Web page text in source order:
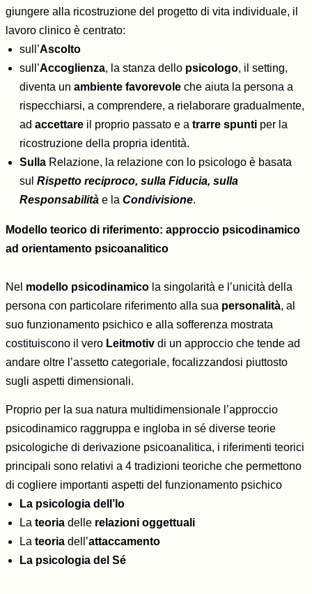
giungere alla ricostruzione del progetto di vita individuale, il
lavoro clinico è centrato:
sull’Ascolto
sull’Accoglienza, la stanza dello psicologo, il setting,
diventa un ambiente favorevoleche aiuta la persona a
rispecchiarsi, a comprendere, a rielaborare gradualmente,
ad accettare il proprio passato e a trarre spuntiper la
ricostruzione della propria identità.
SullaRelazione, la relazione con lo psicologo è basata
sul Rispetto reciproco, sulla Fiducia, sulla
Responsabilitàe la Condivisione.
Modello teorico di riferimento: approccio psicodinamico
ad orientamento psicoanalitico
Nel modello psicodinamicola singolarità e l’unicità della
persona con particolare riferimento alla sua personalità, al
suo funzionamento psichico e alla sofferenza mostrata
costituiscono il vero Leitmotiv di un approccio che tende ad
andare oltre l’assetto categoriale, focalizzandosi piuttosto
sugli aspetti dimensionali.
Proprio per la sua natura multidimensionale l’approccio
psicodinamico raggruppa e ingloba in sé diverse teorie
psicologiche di derivazione psicoanalitica, i riferimenti teorici
principali sono relativi a 4 tradizioni teoriche che permettono
di cogliere importanti aspetti del funzionamento psichico
La psicologia dell’Io
La teoria delle relazioni oggettuali
La teoria dell’attaccamento
La psicologia del Sé